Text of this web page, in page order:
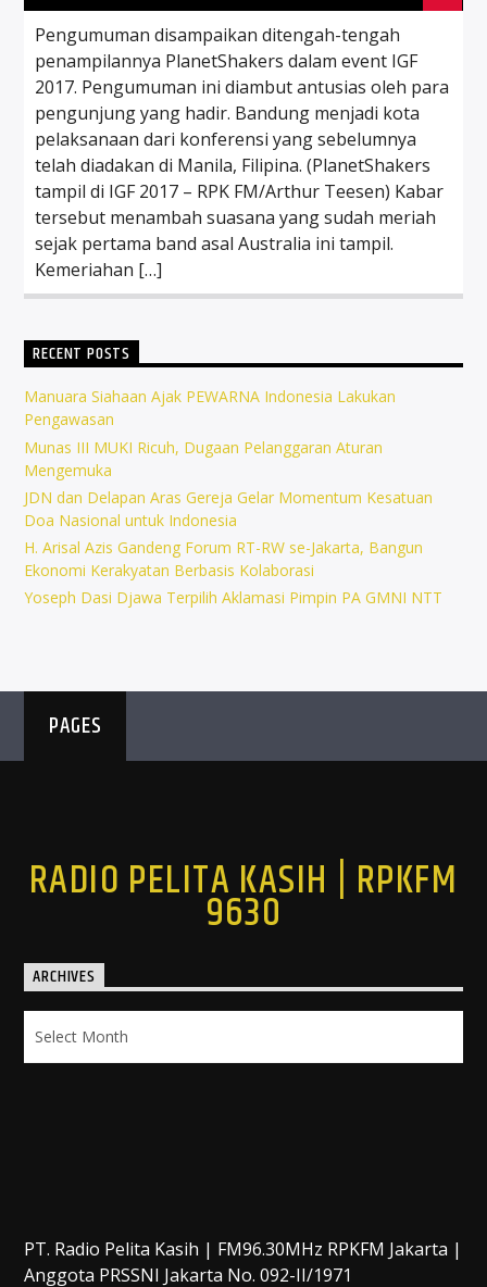
Pengumuman disampaikan ditengah-tengah
penampilannya PlanetShakers dalam event IGF
2017. Pengumuman ini diambut antusias oleh para
pengunjung yang hadir. Bandung menjadi kota
pelaksanaan dari konferensi yang sebelumnya
telah diadakan di Manila, Filipina. (PlanetShakers
tampil di IGF 2017 – RPK FM/Arthur Teesen) Kabar
tersebut menambah suasana yang sudah meriah
sejak pertama band asal Australia ini tampil.
Kemeriahan […]
RECENT POSTS
Manuara Siahaan Ajak PEWARNA Indonesia Lakukan
Pengawasan
Munas III MUKI Ricuh, Dugaan Pelanggaran Aturan
Mengemuka
JDN dan Delapan Aras Gereja Gelar Momentum Kesatuan
Doa Nasional untuk Indonesia
H. Arisal Azis Gandeng Forum RT-RW se-Jakarta, Bangun
Ekonomi Kerakyatan Berbasis Kolaborasi
Yoseph Dasi Djawa Terpilih Aklamasi Pimpin PA GMNI NTT
PAGES
RADIO PELITA KASIH | RPKFM
9630
ARCHIVES
PT. Radio Pelita Kasih | FM96.30MHz RPKFM Jakarta |
Anggota PRSSNI Jakarta No. 092-II/1971